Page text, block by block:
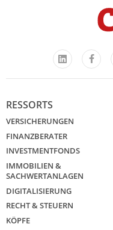
LinkedIn
RESSORTS
VERSICHERUNGEN
FINANZBERATER
INVESTMENTFONDS
IMMOBILIEN &
SACHWERTANLAGEN
DIGITALISIERUNG
RECHT & STEUERN
KÖPFE